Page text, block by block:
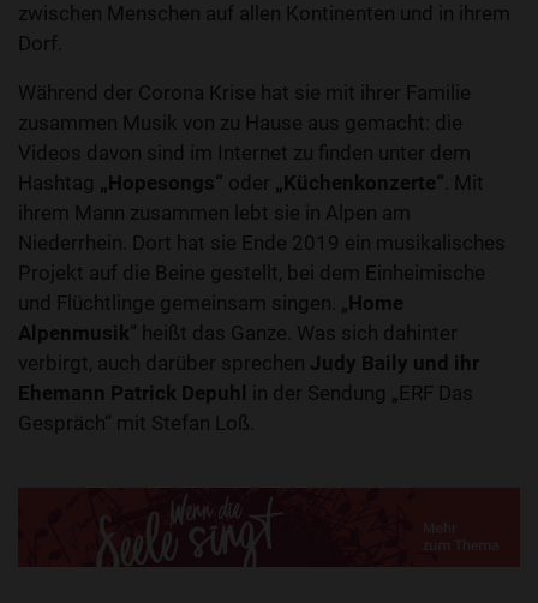
zwischen Menschen auf allen Kontinenten und in ihrem
Dorf.
Während der Corona Krise hat sie mit ihrer Familie
zusammen Musik von zu Hause aus gemacht: die
Videos davon sind im Internet zu finden unter dem
Hashtag „Hopesongs“ oder „Küchenkonzerte“ . Mit
ihrem Mann zusammen lebt sie in Alpen am
Niederrhein. Dort hat sie Ende 2019 ein musikalisches
Projekt auf die Beine gestellt, bei dem Einheimische
und Flüchtlinge gemeinsam singen. „Home
Alpenmusik“ heißt das Ganze. Was sich dahinter
verbirgt, auch darüber sprechen Judy Baily und ihr
Ehemann Patrick Depuhl
in der Sendung „ERF Das
Gespräch“ mit Stefan Loß.